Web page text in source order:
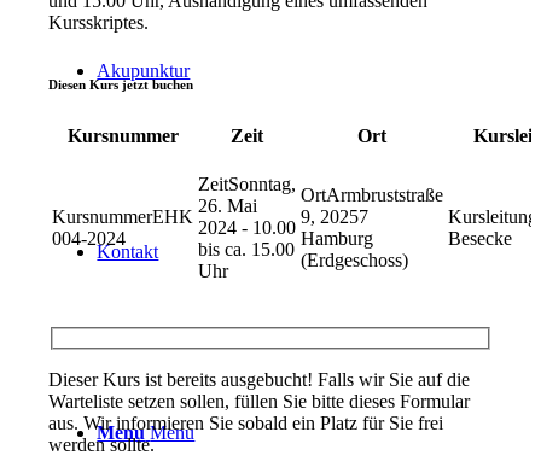
Akupunktur
Kontakt
Menu Menu
Kursskriptes.
Diesen Kurs jetzt buchen
Kursnummer Zeit Ort
EHK
004-2024
Sonntag,
26. Mai
2024 - 10.00
bis ca. 15.00
Uhr
Armbruststraße
9, 20257
Hamburg
(Erdgeschoss)
Besecke
Dieser Kurs ist bereits ausgebucht! Falls wir Sie auf die
Warteliste setzen sollen, füllen Sie bitte dieses Formular
aus. Wir informieren Sie sobald ein Platz für Sie frei
werden sollte.